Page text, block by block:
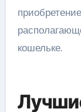
кошельке.